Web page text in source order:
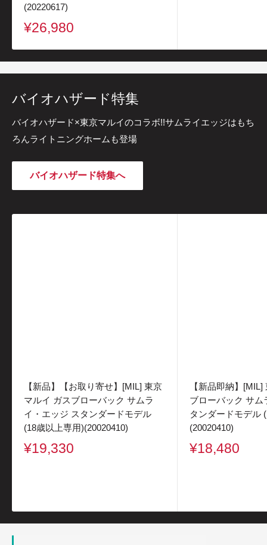
(20220617)
販
価
格
¥26,980
バイオハザード特集
バイオハザード×東京マルイのコラボ!!サムライエッジはもち
ろんライトニングホームも登場
バイオハザード特集へ
【新品】【お取り寄せ】[MIL] 東京
マルイ ガスブローバック サムラ
イ・エッジ スタンダードモデル
(18歳以上専用)(20020410)
販
¥19,330
【新品即納】
ブローバック サム
タンダードモデル
(20020410)
販
¥18,480